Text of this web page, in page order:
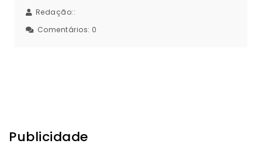
Redação::
Comentários: 0
Publicidade